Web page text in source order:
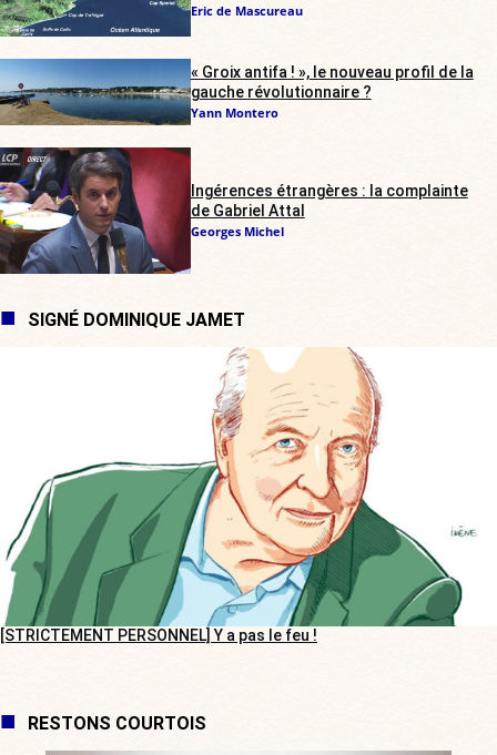
Eric de Mascureau
« Groix antifa ! », le nouveau profil de la
gauche révolutionnaire ?
Yann Montero
Ingérences étrangères : la complainte
de Gabriel Attal
Georges Michel
SIGNÉ DOMINIQUE JAMET
[STRICTEMENT PERSONNEL] Y a pas le feu !
RESTONS COURTOIS